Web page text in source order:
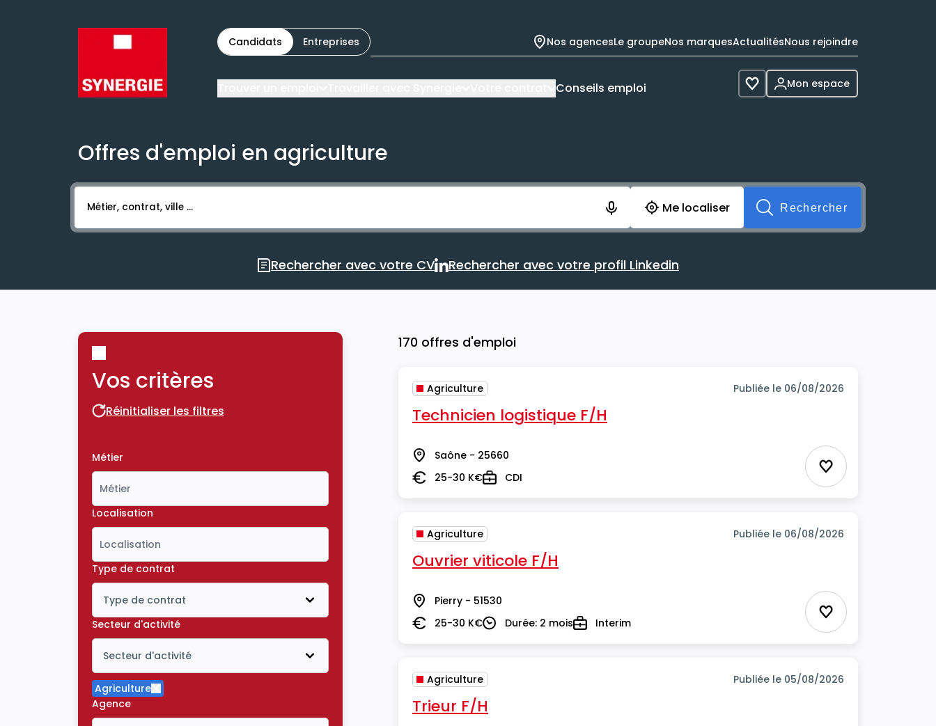
Candidats Entreprises Nos agencesLe groupeNos marquesActualitésNous rejoindre
Conseils emploi Voir les favoris
Mon espace
Offres d'emploi en agriculture
Activer l’élément pour lancer l’enregistrement. Vous aurez 10 secondes pour enregistrer votre recherche avant soumission du formulaire. Vous
Me localiser
Rechercher
Rechercher avec votre CV
Rechercher avec votre CV
Rechercher avec votre profil Linkedin
Rechercher avec votre profil Linkedin
Vos critères
Réinitialiser les filtres
Réinitialiser les filtres
Métier
Localisation
Type de contrat
Type de contrat
Icône ouvrir la liste déroulante
Secteur d'activité
Secteur d'activité
Icône ouvrir la liste déroulante
Agriculture
Supprimer le critère Agriculture
Agence
170 offres d'emploi
Agriculture Publiée le 06/08/2026
Technicien logistique F/H
Lieu Saône - 25660
Salaire25-30 K€TypeCDI Ajouter aux
Agriculture Publiée le 06/08/2026
Ouvrier viticole F/H
Lieu Pierry - 51530
Salaire25-30 K€DuréeDurée: 2 moisTypeInterim Ajouter aux
Agriculture Publiée le 05/08/2026
Trieur F/H